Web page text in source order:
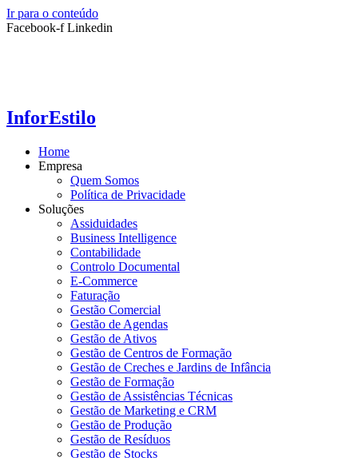
Ir para o conteúdo
Facebook-f Linkedin
InforEstilo
Home
Empresa
Quem Somos
Política de Privacidade
Soluções
Assiduidades
Business Intelligence
Contabilidade
Controlo Documental
E-Commerce
Faturação
Gestão Comercial
Gestão de Agendas
Gestão de Ativos
Gestão de Centros de Formação
Gestão de Creches e Jardins de Infância
Gestão de Formação
Gestão de Assistências Técnicas
Gestão de Marketing e CRM
Gestão de Produção
Gestão de Resíduos
Gestão de Stocks